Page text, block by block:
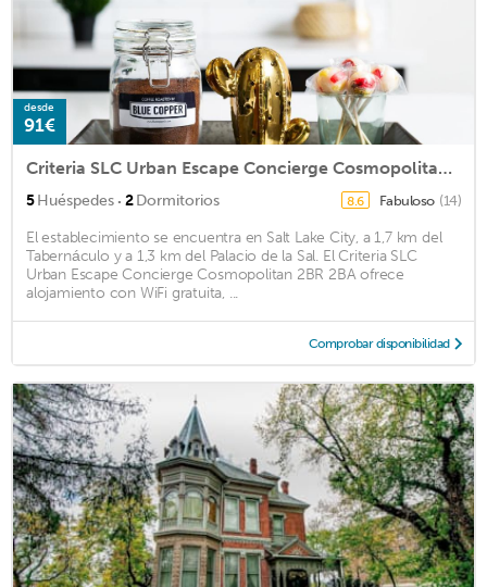
desde
91€
Criteria SLC Urban Escape Concierge Cosmopolitan 2BR 2BA
5Huéspedes · 2Dormitorios 8.6 Fabuloso (14)
El establecimiento se encuentra en Salt Lake City, a 1,7 km del
Tabernáculo y a 1,3 km del Palacio de la Sal. El Criteria SLC
Urban Escape Concierge Cosmopolitan 2BR 2BA ofrece
alojamiento con WiFi gratuita, ...
Comprobar disponibilidad